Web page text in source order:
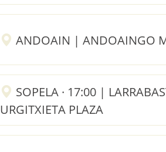
ANDOAIN | ANDOAINGO
SOPELA · 17:00 |
URGITXIETA PLAZA